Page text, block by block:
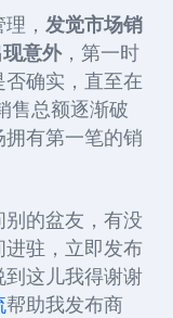
， 发觉市场销
意外，第一时
否确实，直至在
售总额逐渐破
有第一笔的销
别的盆友，有没
进驻，立即发布
到这儿我得谢谢
帮助我发布商